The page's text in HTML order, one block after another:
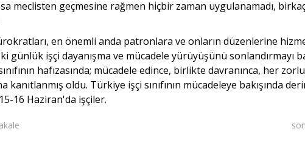
meclisten geçmesine rağmen hiçbir zaman uygulanamadı,
en önemli anda patronlara ve onların düzenlerine
günlük işçi dayanışma ve mücadele yürüyüşünü sonlandırmayı
hafızasında; mücadele edince, birlikte davranınca, her
kanıtlanmış oldu. Türkiye işçi sınıfının mücadeleye bakışında
16 Haziran'da işçiler.